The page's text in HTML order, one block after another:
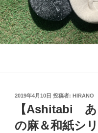
投
2019年4月10日 投稿者: HIRANO
【Ashitabi あ
の麻＆和紙シ